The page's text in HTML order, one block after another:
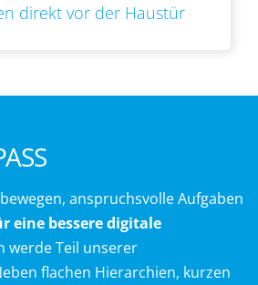
direkt vor der Haustür
anspruchsvolle Aufgaben
eine bessere digitale
werde Teil unserer
flachen Hierarchien, kurzen